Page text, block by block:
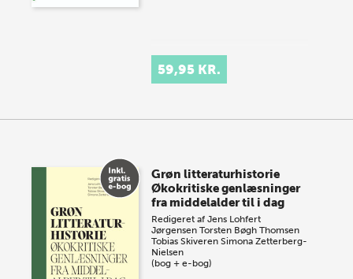
59,95 KR.
Grøn litteraturhistorie
Økokritiske genlæsninger
fra middelalder til i dag
Redigeret afJens Lohfert
Jørgensen Torsten Bøgh Thomsen
Tobias Skiveren Simona Zetterberg-
Nielsen
(bog + e-bog)